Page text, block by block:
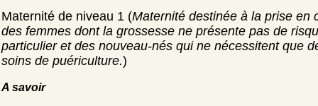
Maternité de niveau 1 (Maternité destinée à la prise en
des femmes dont la grossesse ne présente pas de
particulier et des nouveau-nés qui ne nécessitent que
soins de puériculture.)
A savoir